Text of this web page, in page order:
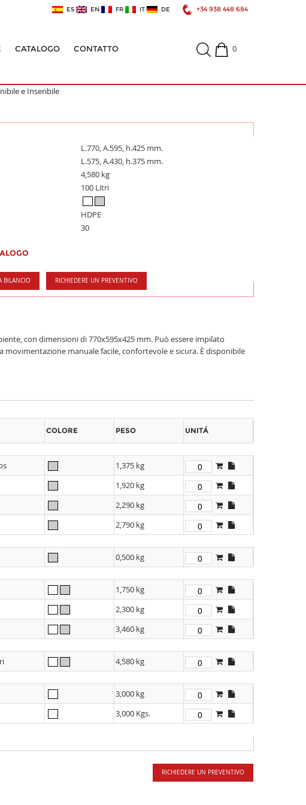
ES EN FR IT DE +34 938 448 684
CATALOGO CONTATTO 0
e Inseribile
L.770, A.595, h.425 mm.
L.575, A.430, h.375 mm.
4,580 kg
100 Litri
HDPE
30
BILANCIO RICHIEDERE UN PREVENTIVO
con dimensioni di 770x595x425 mm. Può essere impilato
manuale facile, confortevole e sicura. È disponibile
COLORE PESO UNITÁ
1,375 kg
1,920 kg
2,290 kg
2,790 kg
0,500 kg
1,750 kg
2,300 kg
3,460 kg
4,580 kg
3,000 kg
3,000 Kgs.
RICHIEDERE UN PREVENTIVO